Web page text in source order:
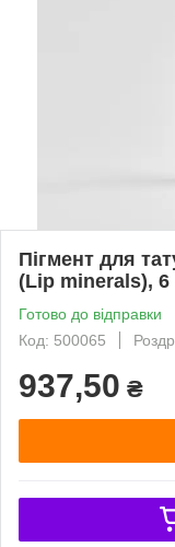
Пігмент для
(Lip minerals),
Готово до відправки
Код: 500065
937,50 ₴